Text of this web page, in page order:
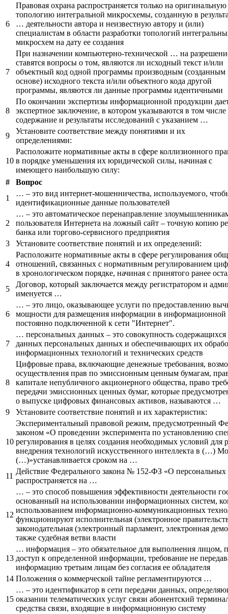
6
Правовая охрана распространяется только на оригинальную
топологию интегральной микросхемы, созданную в
… деятельности автора и неизвестную автору и (или)
специалистам в области разработки топологий
микросхем на дату ее создания
7
При назначении компьютерно-технической … на
ставятся вопросы о том, являются ли исходный текст и/или
объектный код одной программы производным (созданным
основе) исходного текста и/или объектного кода другой
программы, являются ли данные программы идентичными
8
По окончании экспертизы информационной продукции
экспертное заключение, в котором указываются в том числе
содержание и результаты исследований с указанием …
9
Установите соответствие между понятиями и их
определениями:
10
Расположите нормативные акты в сфере коллизионного
в порядке уменьшения их юридической силы, начиная с
имеющего наибольшую силу:
#
Вопрос
1
… – это вид интернет-мошенничества, используемого,
идентификационные данные пользователей
2
… – это автоматическое перенаправление
пользователя Интернета на ложный сайт – точную копию
банка или торгово-сервисного предприятия
3
Установите соответствие понятий и их определений:
4
Расположите нормативные акты в сфере регулирования
отношений, связанных с нормативным регулированием
в хронологическом порядке, начиная с принятого ранее
5
Договор, который заключается между регистратором и
именуется …
6
… – это лицо, оказывающее услуги по предоставлению
мощности для размещения информации в информационной
постоянно подключенной к сети "Интернет".
7
… персональных данных – это совокупность содержащихся
данных персональных данных и обеспечивающих их
информационных технологий и технических средств
8
Цифровые права, включающие денежные требования,
осуществления прав по эмиссионным ценным бумагам,
капитале непубличного акционерного общества, право
передачи эмиссионных ценных бумаг, которые
о выпуске цифровых финансовых активов, называются …
9
Установите соответствие понятий и их характеристик:
10
Экспериментальный правовой режим, предусмотренный
законом «О проведении эксперимента по установлению
регулирования в целях создания необходимых условий для
внедрения технологий искусственного интеллекта в (…)
(…)»устанавливается сроком на …
11
Действие Федерального закона № 152-ФЗ «О
распространяется на …
12
… – это способ повышения эффективности деятельности
основанный на использовании информационных систем,
использованием информационно-коммуникационных
функционируют исполнительная (электронное
законодательная (электронный парламент, электронная
также судебная ветви власти
13
… информация – это обязательное для выполнения лицом,
доступ к определенной информации, требование не
информацию третьим лицам без согласия ее обладателя
14 Положения о коммерческой тайне регламентируются …
15
… – это идентификатор в сети передачи данных,
оказании телематических услуг связи абонентский
средства связи, входящие в информационную систему